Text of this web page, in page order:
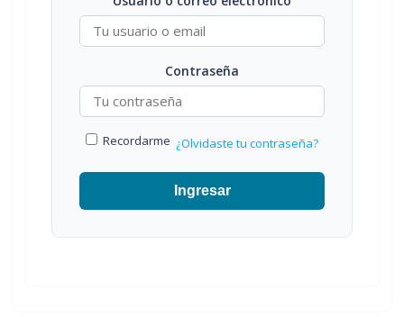
Contraseña
Recordarme ¿Olvidaste tu contraseña?
Ingresar